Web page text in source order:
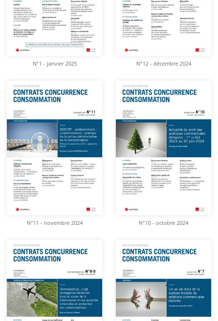
N°1 - janvier 2025 N°12 - décembre 2024
N°11 - novembre 2024 N°10 - octobre 2024